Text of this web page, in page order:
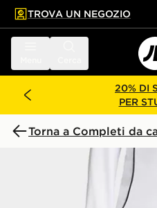
principale
a fondo pagina
TROVA UN NEGOZIO
20% DI
PER
Torna a Completi da